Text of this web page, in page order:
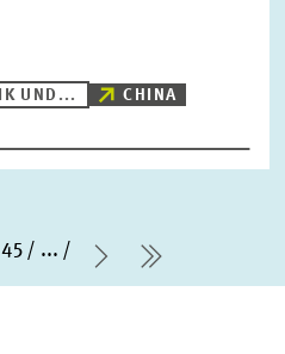
UND...
CHINA
Seite
...
Nächste Seite
letzte